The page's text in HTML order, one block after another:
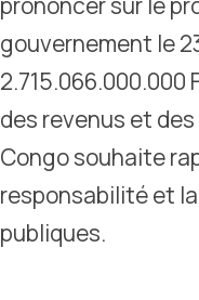
gouvernement le
des revenus et
Congo souhaite
responsabilité et
publiques.